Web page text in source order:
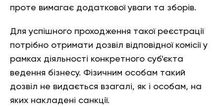
проте вимагає додаткової уваги та зборів.
Для успішного проходження такої реєстрації
потрібно отримати дозвіл відповідної комісії у
рамках діяльності конкретного суб'єкта
ведення бізнесу. Фізичним особам такий
дозвіл не видається взагалі, як і особам, на
яких накладені санкції.